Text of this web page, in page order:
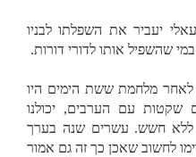
יעביר את השפלתו לבניו
שהשפיל אותו לדורי דורות.
מלחמת ששת הימים היו
שקטות עם הערבים, יכולנו
ללא חשש. עשרים שנה בערך
לחשוב שאכן כך זה גם אמור